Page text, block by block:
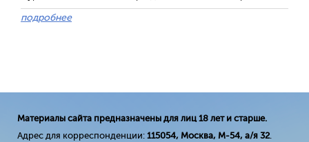
подробнее
Материалы сайта предназначены для лиц 18 лет и старше.
Адрес для корреспонденции: 115054, Москва, М-54, а/я 32.